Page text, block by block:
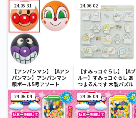
24.05.31
【アンパンマン】【Aアン
パンマン】アンパンマン
顔ボール5号アソート
24.06.02
【すみっコぐらし】【Aブ
ルー】すみっコぐらし あ
つまるんです 木製パズル
24.06.04 24.06.04